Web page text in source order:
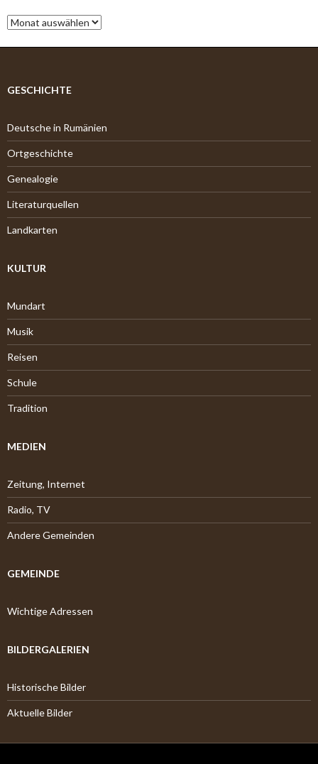
A
r
c
v
GESCHICHTE
Deutsche in Rumänien
Ortgeschichte
Genealogie
Literaturquellen
Landkarten
KULTUR
Mundart
Musik
Reisen
Schule
Tradition
MEDIEN
Zeitung, Internet
Radio, TV
Andere Gemeinden
GEMEINDE
Wichtige Adressen
BILDERGALERIEN
Historische Bilder
Aktuelle Bilder